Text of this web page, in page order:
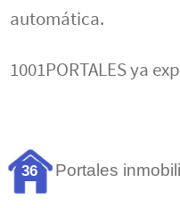
automática.
1001PORTALES ya
36 Portales